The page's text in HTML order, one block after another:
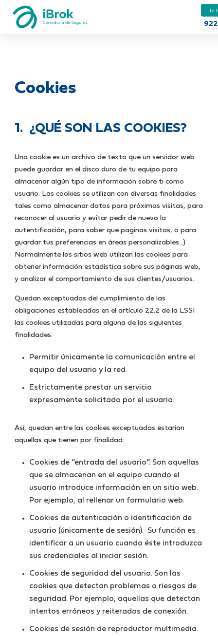
Te
Cookies
1. ¿QUÉ SON LAS COOKIES?
Una cookie es un archivo de texto que un servidor web
puede guardar en el disco duro de tu equipo para
almacenar algún tipo de información sobre ti como
usuario. Las cookies se utilizan con diversas finalidades
tales como almacenar datos para próximas visitas, para
reconocer al usuario y evitar pedir de nuevo la
autentificación, para saber que paginas visitas, o para
guardar tus preferencias en áreas personalizables…).
Normalmente los sitios web utilizan las cookies para
obtener información estadística sobre sus páginas web,
y analizar el comportamiento de sus clientes/usuarios.
Quedan exceptuadas del cumplimiento de las
obligaciones establecidas en el artículo 22.2 de la LSSI
las cookies utilizadas para alguna de las siguientes
finalidades:
Permitir únicamente la comunicación entre el
equipo del usuario y la red.
Estrictamente prestar un servicio
expresamente solicitado por el usuario.
Así, quedan entre las cookies exceptuadas estarían
aquellas que tienen por finalidad:
Cookies de “entrada del usuario”. Son aquellas
que se almacenan en el equipo cuando el
usuario introduce información en un sitio web.
Por ejemplo, al rellenar un formulario web.
Cookies de autenticación o identificación de
usuario (únicamente de sesión). Su función es
identificar a un usuario cuando éste introduzca
sus credenciales al iniciar sesión.
Cookies de seguridad del usuario. Son las
cookies que detectan problemas o riesgos de
seguridad. Por ejemplo, aquellas que detectan
intentos erróneos y reiterados de conexión.
Cookies de sesión de reproductor multimedia.